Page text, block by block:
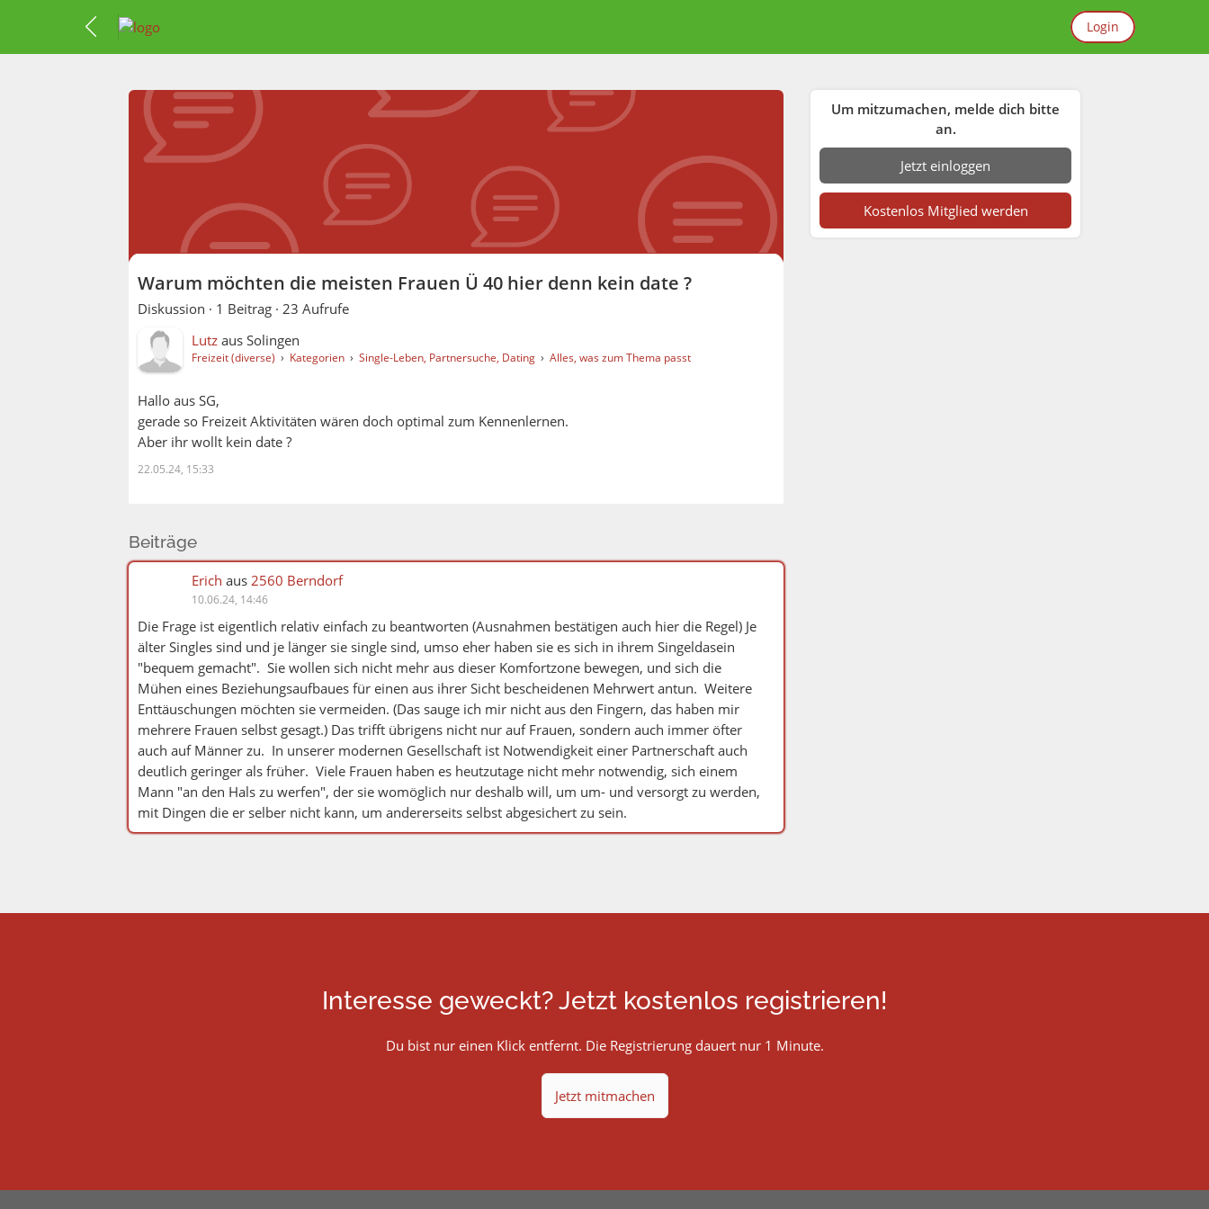
Login
Um mitzumachen, melde dich bitte
an.
Jetzt einloggen
Kostenlos Mitglied werden
Warum möchten die meisten Frauen Ü 40 hier denn kein date ?
Diskussion · 1 Beitrag · 23 Aufrufe
Lutz aus Solingen
Freizeit (diverse) › Kategorien › Single-Leben, Partnersuche, Dating › Alles, was zum Thema passt
Hallo aus SG,
gerade so Freizeit Aktivitäten wären doch optimal zum Kennenlernen.
Aber ihr wollt kein date ?
22.05.24, 15:33
Beiträge
Erich aus 2560 Berndorf
10.06.24, 14:46
Die Frage ist eigentlich relativ einfach zu beantworten (Ausnahmen bestätigen auch hier die Regel) Je
älter Singles sind und je länger sie single sind, umso eher haben sie es sich in ihrem Singeldasein
"bequem gemacht". Sie wollen sich nicht mehr aus dieser Komfortzone bewegen, und sich die
Mühen eines Beziehungsaufbaues für einen aus ihrer Sicht bescheidenen Mehrwert antun. Weitere
Enttäuschungen möchten sie vermeiden. (Das sauge ich mir nicht aus den Fingern, das haben mir
mehrere Frauen selbst gesagt.) Das trifft übrigens nicht nur auf Frauen, sondern auch immer öfter
auch auf Männer zu. In unserer modernen Gesellschaft ist Notwendigkeit einer Partnerschaft auch
deutlich geringer als früher. Viele Frauen haben es heutzutage nicht mehr notwendig, sich einem
Mann "an den Hals zu werfen", der sie womöglich nur deshalb will, um um- und versorgt zu werden,
mit Dingen die er selber nicht kann, um andererseits selbst abgesichert zu sein.
Interesse geweckt? Jetzt kostenlos registrieren!
Du bist nur einen Klick entfernt. Die Registrierung dauert nur 1 Minute.
Jetzt mitmachen